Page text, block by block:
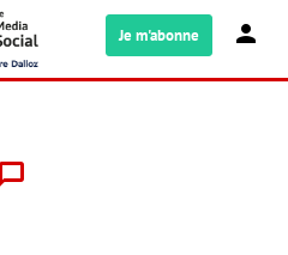
Je m'abonne